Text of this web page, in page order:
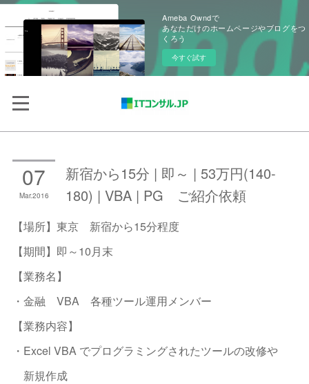
Ameba Owndで
あなただけのホームページやブログをつ
くろう
今すぐ試す
07
Mar 2016
新宿から15分 | 即～ | 53万円(140-
180) | VBA | PG ご紹介依頼
【場所】東京 新宿から15分程度
【期間】即～10月末
【業務名】
・金融 VBA 各種ツール運用メンバー
【業務内容】
・Excel VBA でプログラミングされたツールの改修や
新規作成